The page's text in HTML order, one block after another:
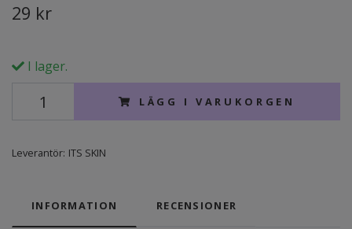
29 kr
I lager.
LÄGG I VARUKORGEN
Leverantör: ITS SKIN
INFORMATION RECENSIONER